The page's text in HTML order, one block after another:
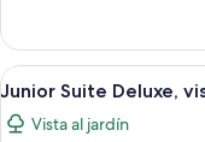
Swim-
Up
Suite
(Honey
Moon)-
Swim-
Up
Ver
todas
las
8
Junior Suite Deluxe,
Vista al jardín